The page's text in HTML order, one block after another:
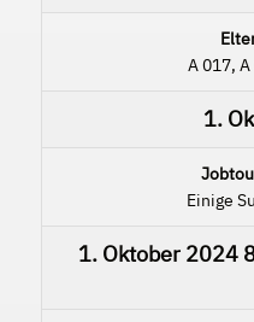
A 017,
1.
Einige
1. Oktober 2024